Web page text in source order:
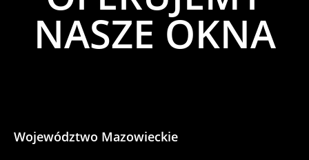
NASZE OKNA
Województwo Mazowieckie